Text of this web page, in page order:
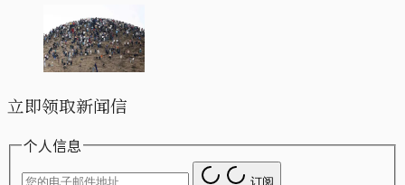
立即领取新闻信
个人信息
订阅